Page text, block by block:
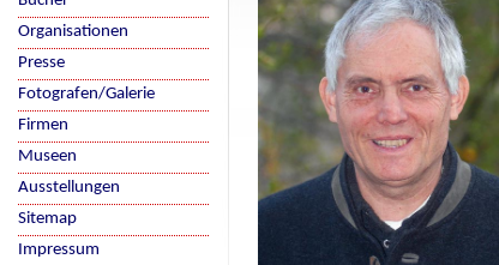
Organisationen
Presse
Fotografen/Galerie
Firmen
Museen
Ausstellungen
Sitemap
Impressum